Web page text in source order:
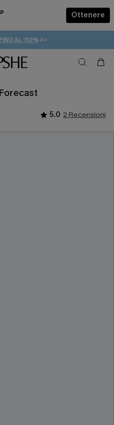
Ottenere
VACANZA | ACQUISTA
FINO AL -50%>>
DA 49€
20% DI SCONTO*
5.0 2 Recensioni